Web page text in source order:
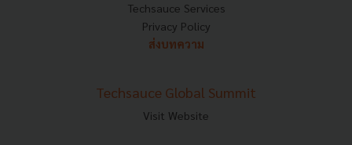
Techsauce Services
Privacy Policy
ส่งบทความ
Techsauce Global Summit
Visit Website